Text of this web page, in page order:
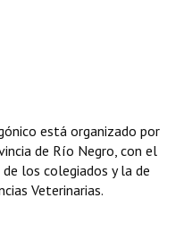
está organizado por
de Río Negro, con el
los colegiados y la de
Veterinarias.